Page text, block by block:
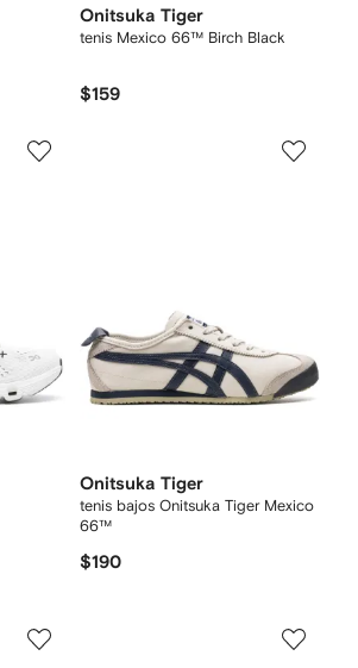
Onitsuka Tiger
tenis Mexico 66™ Birch Black
$159
Onitsuka Tiger
tenis bajos Onitsuka Tiger Mexico
66™
$190